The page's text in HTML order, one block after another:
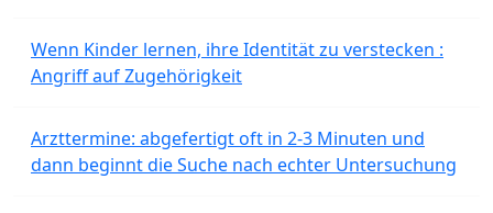
Wenn Kinder lernen, ihre Identität zu verstecken :
Angriff auf Zugehörigkeit
Arzttermine: abgefertigt oft in 2-3 Minuten und
dann beginnt die Suche nach echter Untersuchung